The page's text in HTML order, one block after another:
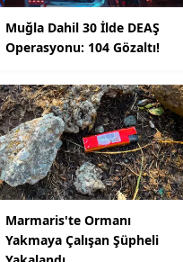
Muğla Dahil 30 İlde DEAŞ
Operasyonu: 104 Gözaltı!
Marmaris'te Ormanı
Yakmaya Çalışan Şüpheli